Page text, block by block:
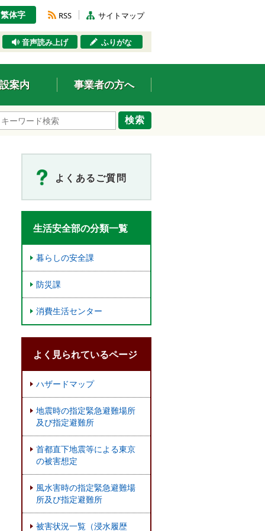
繁体字 RSS サイトマップ
音声読み上げ ふりがな
案内 事業者の方へ
検索
よくあるご質問
生活安全部の分類一覧
暮らしの安全課
防災課
消費生活センター
よく見られているページ
ハザードマップ
地震時の指定緊急避難場所
及び指定避難所
首都直下地震等による東京
の被害想定
風水害時の指定緊急避難場
所及び指定避難所
被害状況一覧（浸水履歴